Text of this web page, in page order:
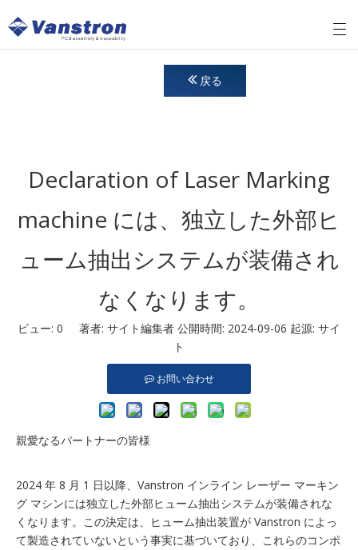
戻る
Declaration of Laser Marking
machine には、独立した外部ヒ
ューム抽出システムが装備され
なくなります。
ビュー: 0 著者: サイト編集者 公開時間: 2024-09-06 起源: サイ
ト
お問い合わせ
親愛なるパートナーの皆様
2024 年 8 月 1 日以降、Vanstron インライン レーザー マーキン
グ マシンには独立した外部ヒューム抽出システムが装備されな
くなります。この決定は、ヒューム抽出装置が Vanstron によっ
て製造されていないという事実に基づいており、これらのコンポ